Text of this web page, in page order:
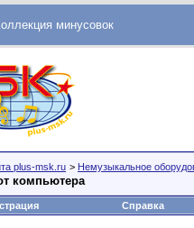
минусовок
plus-msk.ru > Немузыкальное
компьютера
Справка